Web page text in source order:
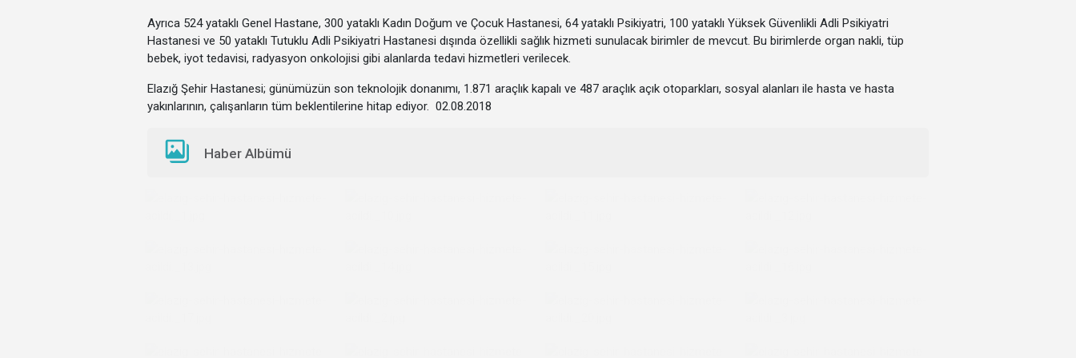
Ayrıca 524 yataklı Genel Hastane, 300 yataklı Kadın Doğum ve Çocuk Hastanesi, 64 yataklı Psikiyatri, 100 yataklı Yüksek Güvenlikli Adli Psikiyatri
Hastanesi ve 50 yataklı Tutuklu Adli Psikiyatri Hastanesi dışında özellikli sağlık hizmeti sunulacak birimler de mevcut. Bu birimlerde organ nakli, tüp
bebek, iyot tedavisi, radyasyon onkolojisi gibi alanlarda tedavi hizmetleri verilecek.
Elazığ Şehir Hastanesi; günümüzün son teknolojik donanımı, 1.871 araçlık kapalı ve 487 araçlık açık otoparkları, sosyal alanları ile hasta ve hasta
yakınlarının, çalışanların tüm beklentilerine hitap ediyor. 02.08.2018
Haber Albümü